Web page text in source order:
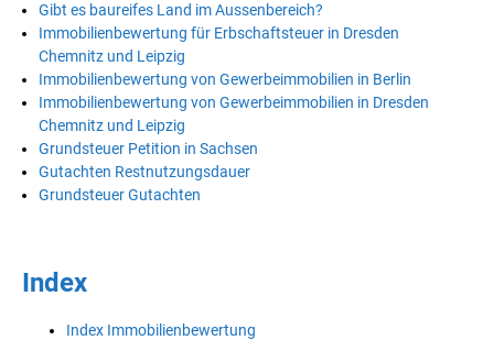
Gibt es baureifes Land im Aussenbereich?
Immobilienbewertung für Erbschaftsteuer in Dresden
Chemnitz und Leipzig
Immobilienbewertung von Gewerbeimmobilien in Berlin
Immobilienbewertung von Gewerbeimmobilien in Dresden
Chemnitz und Leipzig
Grundsteuer Petition in Sachsen
Gutachten Restnutzungsdauer
Grundsteuer Gutachten
Index
Index Immobilienbewertung